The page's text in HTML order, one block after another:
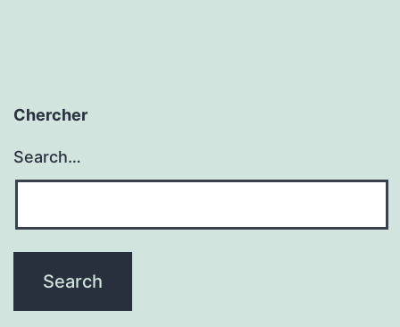
Chercher
Search…